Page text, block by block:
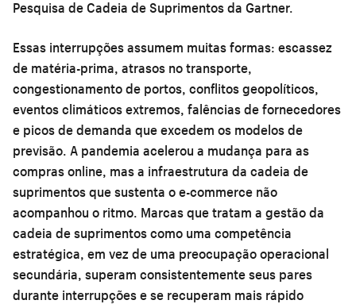
Pesquisa de Cadeia de Suprimentos da Gartner.
Essas interrupções assumem muitas formas: escassez
de matéria-prima, atrasos no transporte,
congestionamento de portos, conflitos geopolíticos,
eventos climáticos extremos, falências de fornecedores
e picos de demanda que excedem os modelos de
previsão. A pandemia acelerou a mudança para as
compras online, mas a infraestrutura da cadeia de
suprimentos que sustenta o e-commerce não
acompanhou o ritmo. Marcas que tratam a gestão da
cadeia de suprimentos como uma competência
estratégica, em vez de uma preocupação operacional
secundária, superam consistentemente seus pares
durante interrupções e se recuperam mais rápido